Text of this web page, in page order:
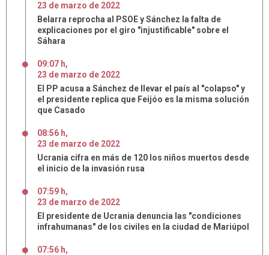
23 de marzo de 2022
Belarra reprocha al PSOE y Sánchez la falta de
explicaciones por el giro "injustificable" sobre el
Sáhara
09:07 h,
23 de marzo de 2022
El PP acusa a Sánchez de llevar el país al "colapso" y
el presidente replica que Feijóo es la misma solución
que Casado
08:56 h,
23 de marzo de 2022
Ucrania cifra en más de 120 los niños muertos desde
el inicio de la invasión rusa
07:59 h,
23 de marzo de 2022
El presidente de Ucrania denuncia las "condiciones
infrahumanas" de los civiles en la ciudad de Mariúpol
07:56 h,